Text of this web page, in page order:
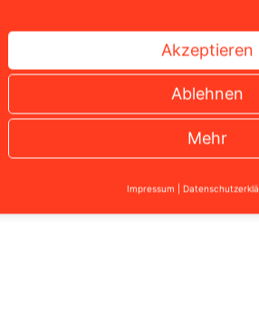
WBS.LEGAL
Solmecke ist Partner der Kanzlei
und des Internetrechts tätig.
in diesen Bereichen
in Köln.
Akzeptieren
Ablehnen
Mehr
Impressum |